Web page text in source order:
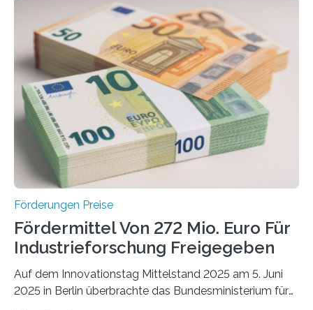
Förderungen Preise
Fördermittel Von 272 Mio. Euro Für
Industrieforschung Freigegeben
Auf dem Innovationstag Mittelstand 2025 am 5. Juni
2025 in Berlin überbrachte das Bundesministerium für